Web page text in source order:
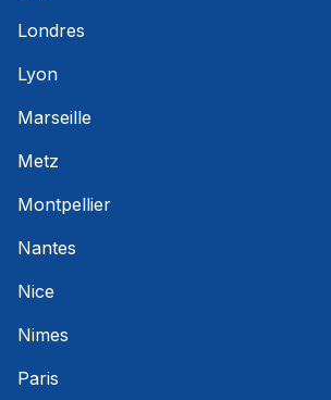
Londres
Lyon
Marseille
Metz
Montpellier
Nantes
Nice
Nimes
Paris